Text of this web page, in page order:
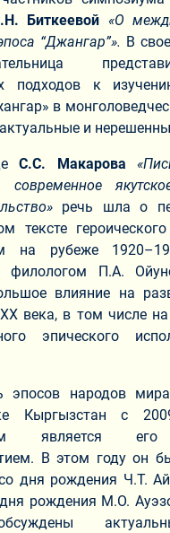
Биткеевой «О
“Джангар”». В
подходов к
в
и
С.С. Макарова
речь шла о
тексте
на рубеже
филологом П.А.
влияние на
века, в том числе
эпического
эпосов народов
Кыргызстан с
является его
В этом году он
дня рождения Ч.Т.
рождения М.О.